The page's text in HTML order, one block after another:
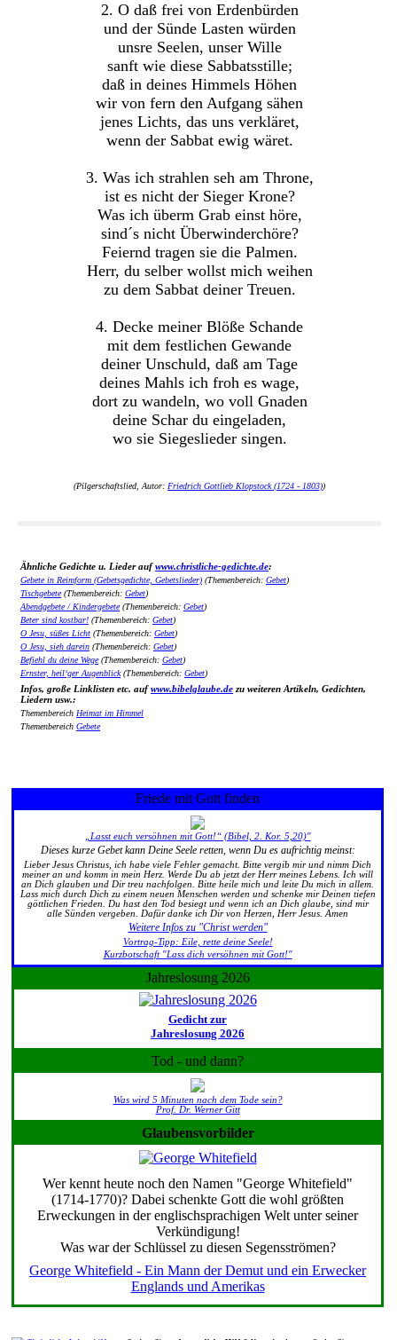
2. O daß frei von Erdenbürden
und der Sünde Lasten würden
unsre Seelen, unser Wille
sanft wie diese Sabbatsstille;
daß in deines Himmels Höhen
wir von fern den Aufgang sähen
jenes Lichts, das uns verkläret,
wenn der Sabbat ewig wäret.
3. Was ich strahlen seh am Throne,
ist es nicht der Sieger Krone?
Was ich überm Grab einst höre,
sind´s nicht Überwinderchöre?
Feiernd tragen sie die Palmen.
Herr, du selber wollst mich weihen
zu dem Sabbat deiner Treuen.
4. Decke meiner Blöße Schande
mit dem festlichen Gewande
deiner Unschuld, daß am Tage
deines Mahls ich froh es wage,
dort zu wandeln, wo voll Gnaden
deine Schar du eingeladen,
wo sie Siegeslieder singen.
(Pilgerschaftslied, Autor: Friedrich Gottlieb Klopstock (1724 - 1803))
Ähnliche Gedichte u. Lieder aufwww.christliche-gedichte.de:
Gebete in Reimform (Gebetsgedichte, Gebetslieder) (Themenbereich: Gebet)
Tischgebete(Themenbereich: Gebet)
Abendgebete / Kindergebete(Themenbereich: Gebet)
Beter sind kostbar! (Themenbereich: Gebet)
O Jesu, süßes Licht (Themenbereich: Gebet)
O Jesu, sieh darein (Themenbereich: Gebet)
Befiehl du deine Wege(Themenbereich: Gebet)
Ernster, heil‘ger Augenblick(Themenbereich: Gebet)
Infos, große Linklisten etc. aufwww.bibelglaube.de zu weiteren Artikeln, Gedichten,
Liedern usw.:
Themenbereich Heimat im Himmel
Themenbereich Gebete
Friede mit Gott finden
„Lasst euch versöhnen mit Gott!“ (Bibel, 2. Kor. 5,20)"
Dieses kurze Gebet kann Deine Seele retten, wenn Du es aufrichtig meinst:
Lieber Jesus Christus, ich habe viele Fehler gemacht. Bitte vergib mir und nimm Dich
meiner an und komm in mein Herz. Werde Du ab jetzt der Herr meines Lebens. Ich will
an Dich glauben und Dir treu nachfolgen. Bitte heile mich und leite Du mich in allem.
Lass mich durch Dich zu einem neuen Menschen werden und schenke mir Deinen tiefen
göttlichen Frieden. Du hast den Tod besiegt und wenn ich an Dich glaube, sind mir
alle Sünden vergeben. Dafür danke ich Dir von Herzen, Herr Jesus. Amen
Weitere Infos zu "Christ werden"
Vortrag-Tipp: Eile, rette deine Seele!
Kurzbotschaft "Lass dich versöhnen mit Gott!"
Jahreslosung 2026
Gedicht zur
Jahreslosung 2026
Tod - und dann?
Was wird 5 Minuten nach dem Tode sein?
Prof. Dr. Werner Gitt
Glaubensvorbilder
Wer kennt heute noch den Namen "George Whitefield"
(1714-1770)? Dabei schenkte Gott die wohl größten
Erweckungen in der englischsprachigen Welt unter seiner
Verkündigung!
Was war der Schlüssel zu diesen Segensströmen?
George Whitefield - Ein Mann der Demut und ein Erwecker
Englands und Amerikas